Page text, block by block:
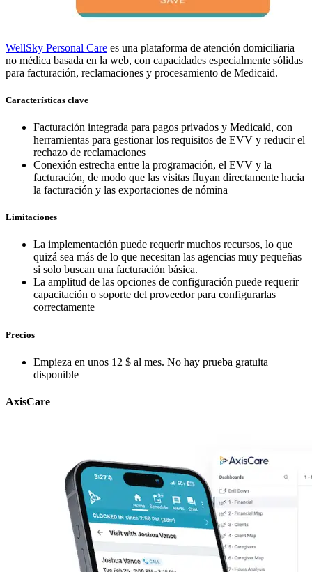
WellSky Personal Care es una plataforma de atención domiciliaria
no médica basada en la web, con capacidades especialmente sólidas
para facturación, reclamaciones y procesamiento de Medicaid.
Características clave
Facturación integrada para pagos privados y Medicaid, con
herramientas para gestionar los requisitos de EVV y reducir el
rechazo de reclamaciones
Conexión estrecha entre la programación, el EVV y la
facturación, de modo que las visitas fluyan directamente hacia
la facturación y las exportaciones de nómina
Limitaciones
La implementación puede requerir muchos recursos, lo que
quizá sea más de lo que necesitan las agencias muy pequeñas
si solo buscan una facturación básica.
La amplitud de las opciones de configuración puede requerir
capacitación o soporte del proveedor para configurarlas
correctamente
Precios
Empieza en unos 12 $ al mes. No hay prueba gratuita
disponible
AxisCare